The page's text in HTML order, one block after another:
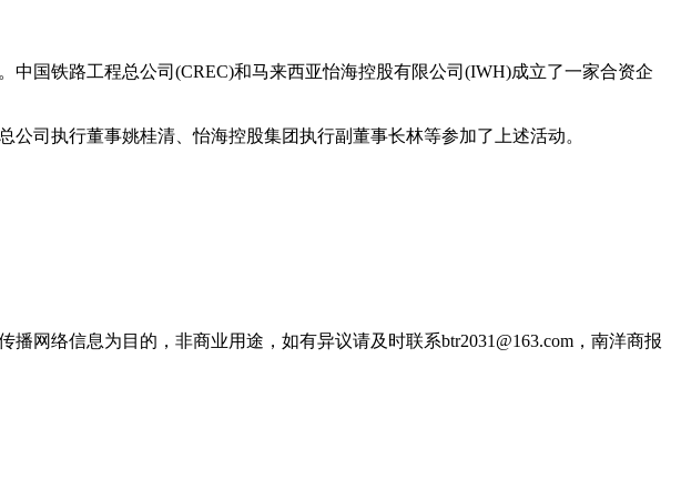
国铁路工程总公司(CREC)和马来西亚怡海控股有限公司(IWH)成立了一家合资企
司执行董事姚桂清、怡海控股集团执行副董事长林等参加了上述活动。
网络信息为目的，非商业用途，如有异议请及时联系btr2031@163.com，南洋商报